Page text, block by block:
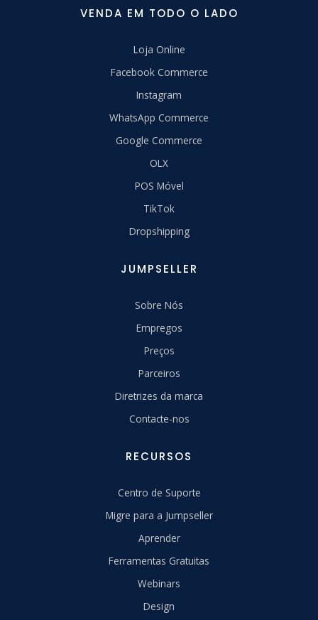
VENDA EM TODO O LADO
Loja Online
Facebook Commerce
Instagram
WhatsApp Commerce
Google Commerce
OLX
POS Móvel
TikTok
Dropshipping
JUMPSELLER
Sobre Nós
Empregos
Preços
Parceiros
Diretrizes da marca
Contacte-nos
RECURSOS
Centro de Suporte
Migre para a Jumpseller
Aprender
Ferramentas Gratuitas
Webinars
Design